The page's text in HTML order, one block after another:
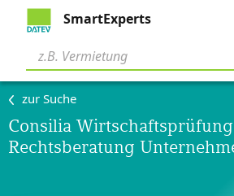
SmartExperts
zur Suche
Consilia
Rechtsberatung